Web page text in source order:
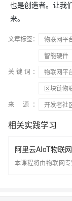
也是创造者。让我
来。
文章标签： 物联网平
智能硬件
关键词：
物联网平
区块链物
来 源：
开发者社
相关实践学习
阿里云AIoT物联
本课程将由物联网